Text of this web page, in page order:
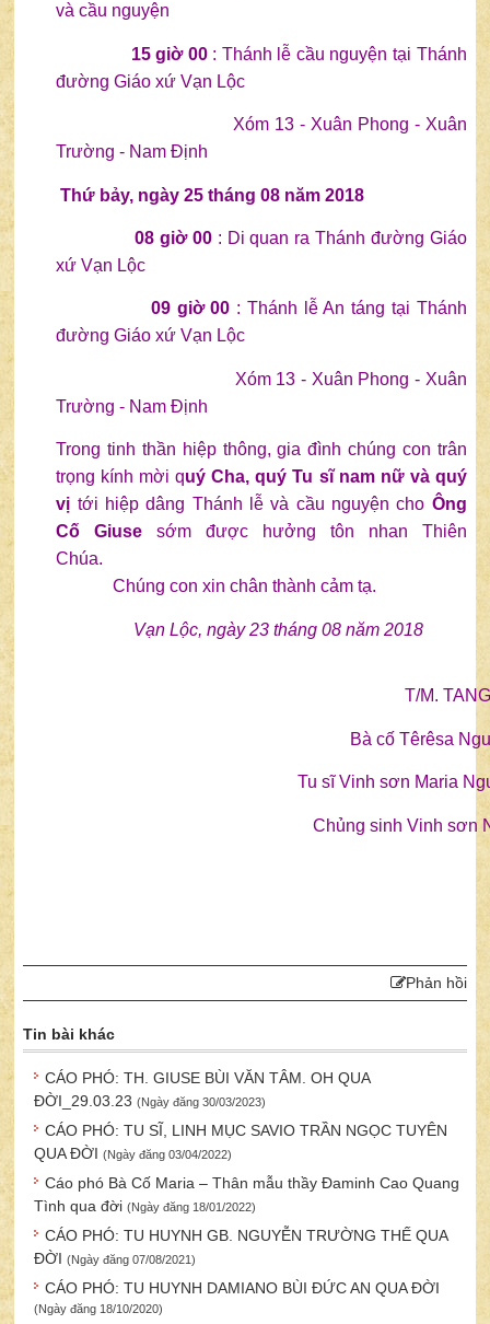
và cầu nguyện
15 giờ 00: Thánh lễ cầu nguyện tại Thánh
đường Giáo xứ Vạn Lộc
Xóm 13 - Xuân Phong - Xuân
Trường - Nam Định
Thứ bảy, ngày25 tháng08 năm 2018
08 giờ00: Di quan ra Thánh đường Giáo
xứ Vạn Lộc
09 giờ 00 : Thánh lễ An táng tại Thánh
đường Giáo xứ Vạn Lộc
Xóm 13 - Xuân Phong - Xuân
Trường - Nam Định
Trong tinh thần hiệp thông, gia đình chúng con trân
trọng kính mời quý Cha, quý Tu sĩ nam nữ và quý
vị tới hiệp dâng Thánh lễ và cầu nguyện cho Ông
Cố Giusesớm được hưởng tôn nhan Thiên
Chúa.
Chúng con xin chân thành cảm tạ.
Vạn Lộc, ngày 23 tháng 08 năm 2018
T/M.
Bà cố Têrêsa
Tu sĩ Vinh sơn Maria
Chủng sinh Vinh sơn
Phản hồi
Tin bài khác
CÁO PHÓ: TH. GIUSE BÙI VĂN TÂM. OH QUA
ĐỜI_29.03.23(Ngày đăng 30/03/2023)
CÁO PHÓ: TU SĨ, LINH MỤC SAVIO TRẦN NGỌC TUYÊN
QUA ĐỜI(Ngày đăng 03/04/2022)
Cáo phó Bà Cố Maria – Thân mẫu thầy Đaminh Cao Quang
Tình qua đời(Ngày đăng 18/01/2022)
CÁO PHÓ: TU HUYNH GB. NGUYỄN TRƯỜNG THẾ QUA
ĐỜI(Ngày đăng 07/08/2021)
CÁO PHÓ: TU HUYNH DAMIANO BÙI ĐỨC AN QUA ĐỜI
(Ngày đăng 18/10/2020)